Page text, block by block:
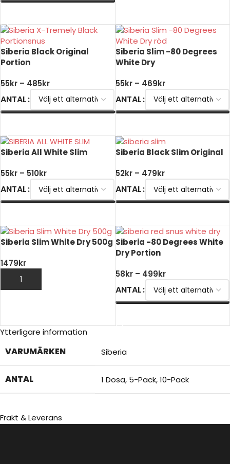
Siberia Black Original
Portion
55kr – 485kr
ANTAL
Siberia Slim -80 Degrees
White Dry
55kr – 469kr
ANTAL
Siberia All White Slim
55kr – 510kr
ANTAL
Siberia Black Slim Original
52kr – 479kr
ANTAL
Siberia Slim White Dry 500g
1479kr
LÄGG TILL I VARUKORG
Siberia -80 Degrees White
Dry Portion
58kr – 499kr
ANTAL
Ytterligare information
VARUMÄRKEN Siberia
ANTAL 1 Dosa, 5-Pack,10-Pack
Frakt & Leverans